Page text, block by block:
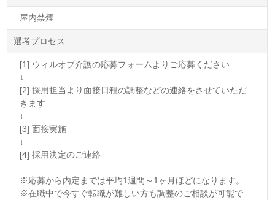
屋内禁煙
選考プロセス
[1] ウィルオブ介護の応募フォームよりご応募ください
↓
[2] 採用担当より面接日程の調整などの連絡をさせていただ
きます
↓
[3] 面接実施
↓
[4] 採用決定のご連絡
※応募から内定までは平均1週間～1ヶ月ほどになります。
※在職中で今すぐ転職が難しい方も調整のご相談が可能で